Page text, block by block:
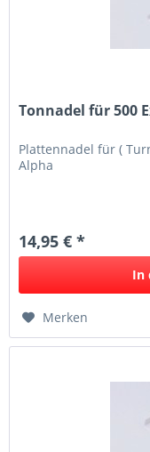
Tonnadel für 500
Plattennadel für (
Alpha
14,95 € *
In
Merken